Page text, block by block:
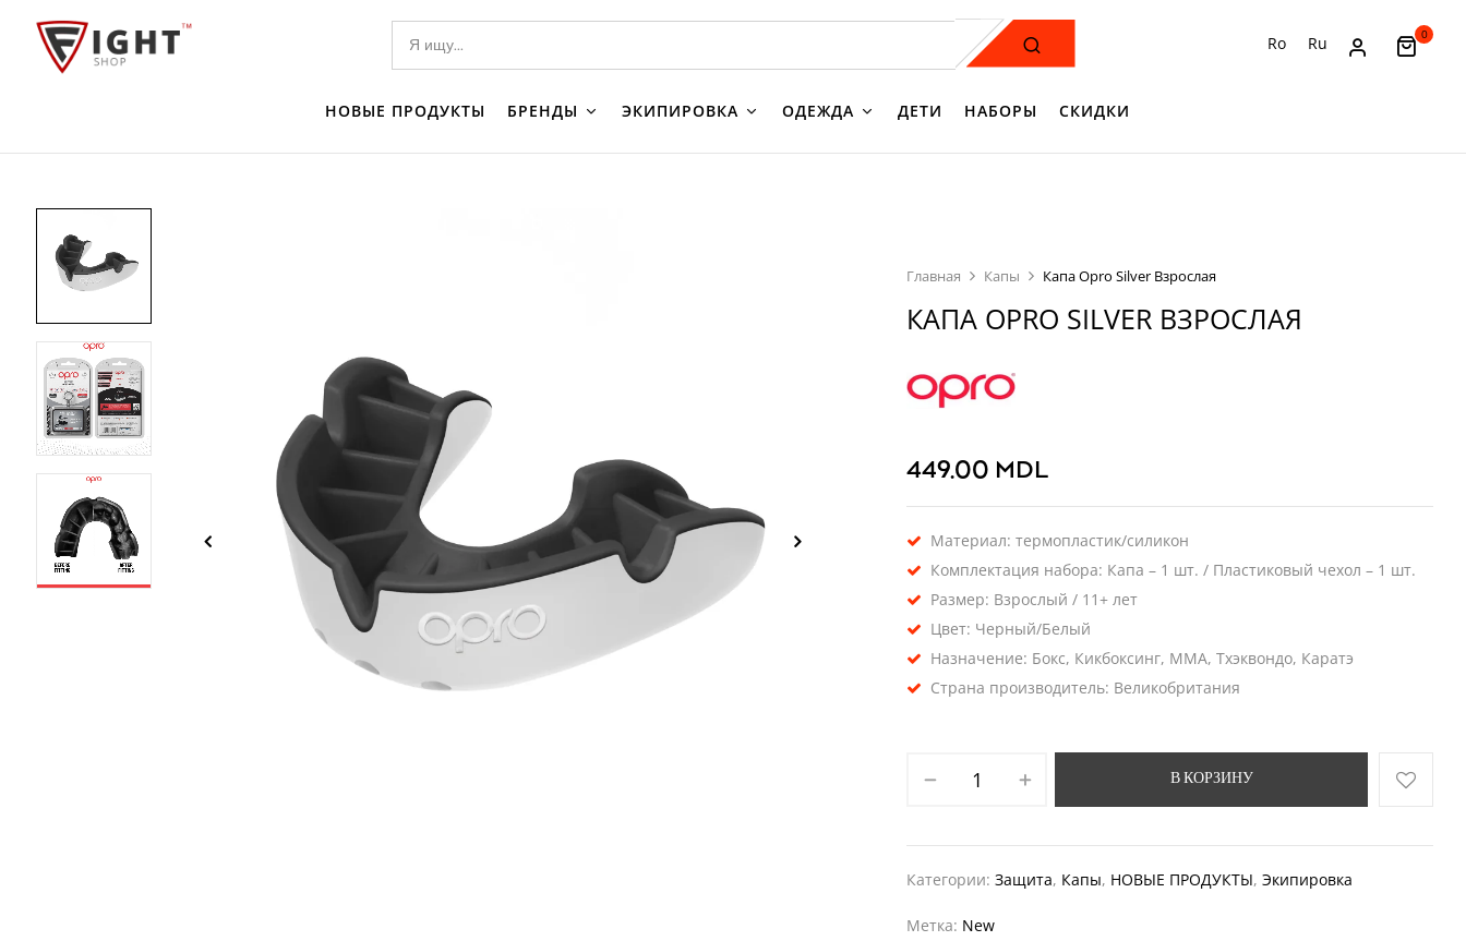
Ro Ru 0
НОВЫЕ ПРОДУКТЫ БРЕНДЫ ЭКИПИРОВКА ОДЕЖДА ДЕТИ НАБОРЫ СКИДКИ
Главная Капы Капа Opro Silver Взрослая
КАПА OPRO SILVER ВЗРОСЛАЯ
449.00 MDL
Материал: термопластик/силикон
Комплектация набора: Капа – 1 шт. / Пластиковый чехол – 1 шт.
Размер: Взрослый / 11+ лет
Цвет: Черный/Белый
Назначение: Бокс, Кикбоксинг, ММА, Тхэквондо, Каратэ
Страна производитель: Великобритания
В КОРЗИНУ
Категории:Защита, Капы, НОВЫЕ ПРОДУКТЫ,Экипировка
Метка: New